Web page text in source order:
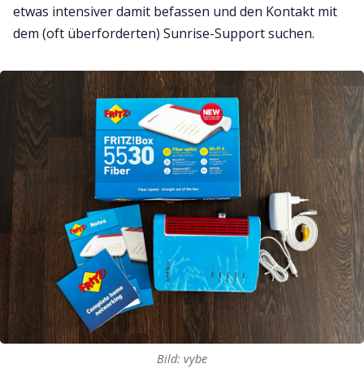
etwas intensiver damit befassen und den Kontakt mit
dem (oft überforderten) Sunrise-Support suchen.
Bild: vybe